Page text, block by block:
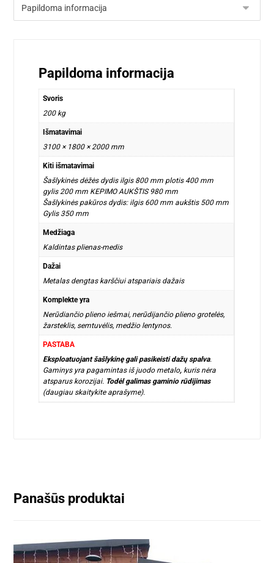
Papildoma informacija
Svoris
200 kg
Išmatavimai
3100 × 1800 × 2000 mm
Kiti išmatavimai
Šašlykinės dėžės dydis ilgis 800 mm plotis 400 mm
gylis 200 mm KEPIMO AUKŠTIS 980 mm
Šašlykinės pakūros dydis: ilgis 600 mm aukštis 500 mm
Gylis 350 mm
Medžiaga
Kaldintas plienas-medis
Dažai
Metalas dengtas karščiui atspariais dažais
Komplekte yra
Nerūdiančio plieno iešmai, nerūdijančio plieno grotelės,
žarsteklis, semtuvėlis, medžio lentynos.
PASTABA
Eksploatuojant šašlykinę gali pasikeisti dažų spalva.
Gaminys yra pagamintas iš juodo metalo, kuris nėra
atsparus korozijai. Todėl galimas gaminio rūdijimas
(daugiau skaitykite aprašyme).
Panašūs produktai